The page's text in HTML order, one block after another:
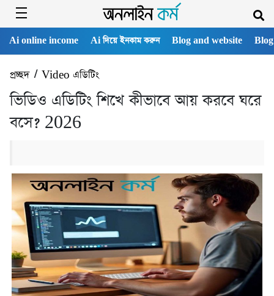
Ai online income Ai দিয়ে ইনকাম করুন Blog and website
প্রচ্ছদ/ Video এডিটিং
ভিডিও এডিটিং শিখে কীভাবে আয় করবে ঘরে
বসে? 2026